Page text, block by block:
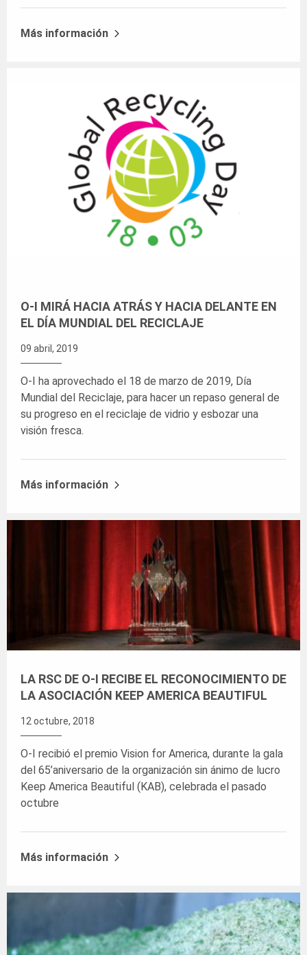
Más información
O-I MIRÁ HACIA ATRÁS Y HACIA DELANTE EN
EL DÍA MUNDIAL DEL RECICLAJE
09 abril, 2019
O-I ha aprovechado el 18 de marzo de 2019, Día
Mundial del Reciclaje, para hacer un repaso general de
su progreso en el reciclaje de vidrio y esbozar una
visión fresca.
Más información
LA RSC DE O-I RECIBE EL RECONOCIMIENTO DE
LA ASOCIACIÓN KEEP AMERICA BEAUTIFUL
12 octubre, 2018
O-I recibió el premio Vision for America, durante la gala
del 65’aniversario de la organización sin ánimo de lucro
Keep America Beautiful (KAB), celebrada el pasado
octubre
Más información